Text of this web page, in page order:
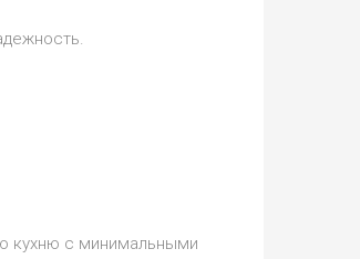
кухню с минимальными